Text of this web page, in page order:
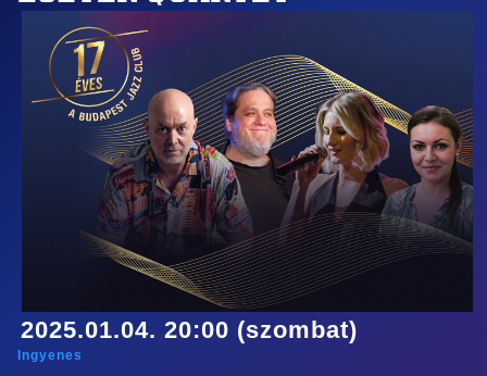
2025.01.04. 20:00 (szombat)
Ingyenes